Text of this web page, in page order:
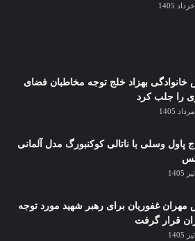
بهزاد خلج توجه مخاطبان فضای
را جلب کرد
پاول وسلی با ناتالی کوکنبورگ مدل آلمانی
غفوریان برای رهبر شهید مورد توجه
قرار گرفت